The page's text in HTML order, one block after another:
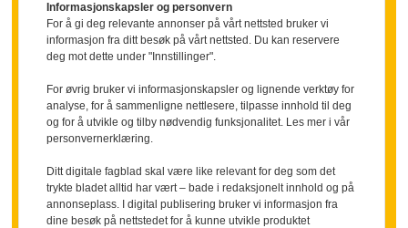
Hva om vi sa takk litt
oftere
Mange ansatte går inn i ferien med
følelsen av å ha stått i høyt tempo over
tid.
Nettopp da kan en tydelig takk bety
mer enn mange ledere tror.
Informasjonskapsler og personvern
For å gi deg relevante annonser på vårt nettsted bruker vi
informasjon fra ditt besøk på vårt nettsted. Du kan reservere
deg mot dette under "Innstillinger".
For øvrig bruker vi informasjonskapsler og lignende verktøy for
analyse, for å sammenligne nettlesere, tilpasse innhold til deg
og for å utvikle og tilby nødvendig funksjonalitet. Les mer i vår
personvernerklæring.
Ditt digitale fagblad skal være like relevant for deg som det
trykte bladet alltid har vært – bade i redaksjonelt innhold og på
annonseplass. I digital publisering bruker vi informasjon fra
dine besøk på nettstedet for å kunne utvikle produktet